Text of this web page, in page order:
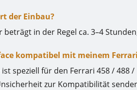
der Einbau?
beträgt in der Regel ca. 3–4
kompatibel mit meinem
speziell für den Ferrari 458 / 488
zur Kompatibilität